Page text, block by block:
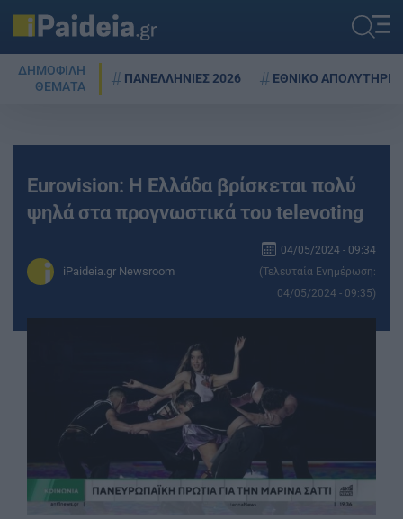
ΔΗΜΟΦΙΛΗ
ΘΕΜΑΤΑ
ΠΑΝΕΛΛΗΝΙΕΣ 2026 ΕΘΝΙΚΟ ΑΠΟΛΥΤΗΡΙΟ
Eurovision: H Ελλάδα βρίσκεται πολύ
ψηλά στα προγνωστικά του televoting
iPaideia.gr Newsroom
04/05/2024 - 09:34
(Τελευταία Ενημέρωση:
04/05/2024 - 09:35)